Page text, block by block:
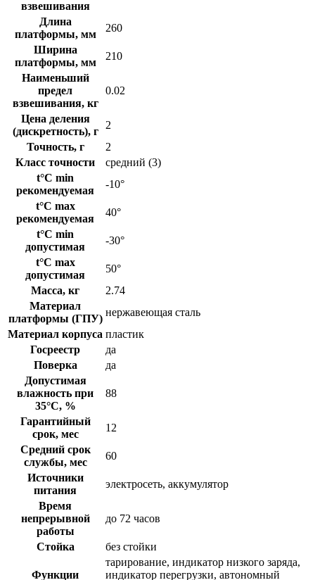
взвешивания
Длина
платформы, мм
260
Ширина
платформы, мм
210
Наименьший
предел
взвешивания, кг
0.02
Цена деления
(дискретность), г
2
Точность, г
2
Класс точности
средний (3)
t°C min
рекомендуемая
-10°
t°C max
рекомендуемая
40°
t°C min
допустимая
-30°
t°C max
допустимая
50°
Масса, кг
2.74
Материал
платформы (ГПУ)
нержавеющая сталь
Материал корпуса пластик
Госреестр
да
Поверка
да
Допустимая
влажность при
35°С, %
88
Гарантийный
срок, мес
12
Средний срок
службы, мес
60
Источники
питания
электросеть, аккумулятор
Время
непрерывной
работы
до 72 часов
Стойка без стойки
Функции
тарирование, индикатор низкого заряда,
индикатор перегрузки, автономный